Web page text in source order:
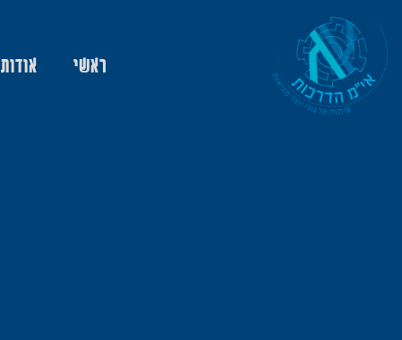
ראשי אודות